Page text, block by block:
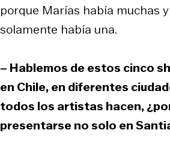
porque Marías había muchas
solamente había una.
– Hablemos de estos cinco
en Chile, en diferentes
todos los artistas hacen,
presentarse no solo en